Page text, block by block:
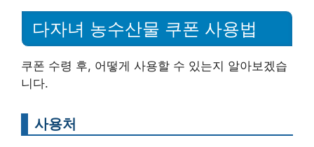
다자녀 농수산물 쿠폰 사용법
쿠폰 수령 후, 어떻게 사용할 수 있는지 알아보겠습
니다.
사용처